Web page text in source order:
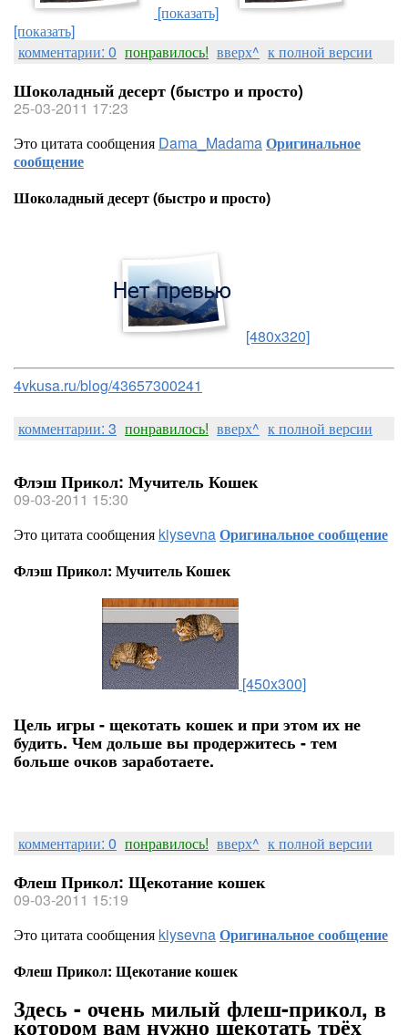
[показать]
[показать]
комментарии: 0 понравилось! вверх^ к полной версии
Шоколадный десерт (быстро и просто)
25-03-2011 17:23
Это цитата сообщения Dama_MadamaОригинальное
сообщение
Шоколадный десерт (быстро и просто)
[480x320]
4vkusa.ru/blog/43657300241
комментарии: 3 понравилось! вверх^ к полной версии
Флэш Прикол: Мучитель Кошек
09-03-2011 15:30
Это цитата сообщения kiysevnaОригинальное сообщение
Флэш Прикол: Мучитель Кошек
[450x300]
Цель игры - щекотать кошек и при этом их не
будить. Чем дольше вы продержитесь - тем
больше очков заработаете.
комментарии: 0 понравилось! вверх^ к полной версии
Флеш Прикол: Щекотание кошек
09-03-2011 15:19
Это цитата сообщения kiysevnaОригинальное сообщение
Флеш Прикол: Щекотание кошек
Здесь - очень милый флеш-прикол, в
котором вам нужно щекотать трёх